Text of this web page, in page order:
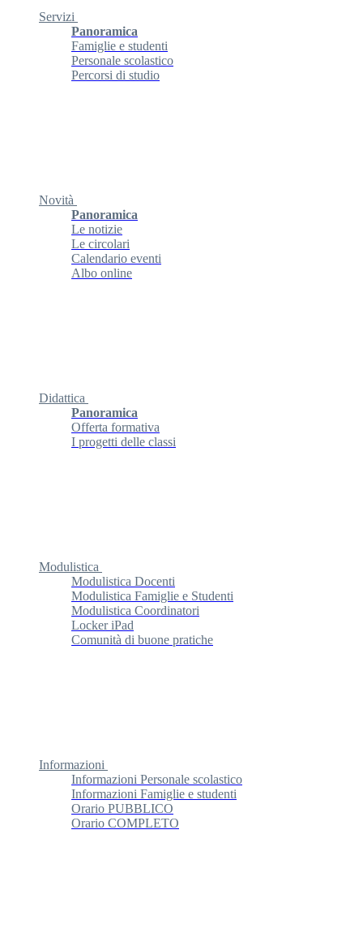
Servizi
Panoramica
Famiglie e studenti
Personale scolastico
Percorsi di studio
Novità
Panoramica
Le notizie
Le circolari
Calendario eventi
Albo online
Didattica
Panoramica
Offerta formativa
I progetti delle classi
Modulistica
Modulistica Docenti
Modulistica Famiglie e Studenti
Modulistica Coordinatori
Locker iPad
Comunità di buone pratiche
Informazioni
Informazioni Personale scolastico
Informazioni Famiglie e studenti
Orario PUBBLICO
Orario COMPLETO